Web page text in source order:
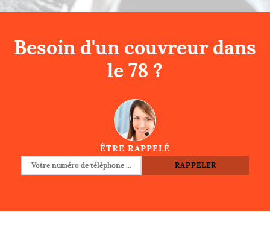
Besoin d'un couvreur dans
le 78 ?
ÊTRE RAPPELÉ